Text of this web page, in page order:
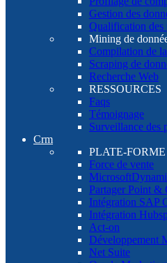
Gestion des
Qualification des
Mining de
Compilation de
Scraping de
Recherche Web
RESSOURCES
Faqs
Témoignage
Surveillance des
Crm
PLATE-FORME
Force de vente
Partager Point &
Intégration SAP
Intégration
Act-on
Développement
Net Suite